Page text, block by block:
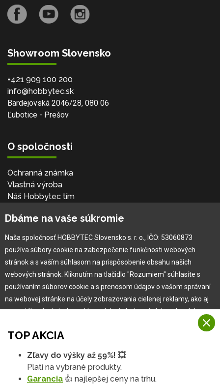
Showroom Slovensko
+421 909 100 200
info@hobbytec.sk
Bardejovská 2046/28, 080 06
Ľubotice - Prešov
O spoločnosti
Ochranná známka
Vlastná výroba
Náš Hobbytec tím
Naša história
Pre zákazníka
Garancia najlepšej ceny
Užívateľský manuál
Reklamácia
TOP AKCIA
Zľavy do výšky až 59%! 💥
Platí na vybrané produkty.
Garancia 👍 najlepšej ceny na trhu.
Dbáme na vaše súkromie
Naša spoločnosť HOBBYTEC Slovensko s. r. o., IČO: 53060873
používa súbory cookie na zabezpečenie funkčnosti webových
stránok a s vaším súhlasom na prispôsobenie obsahu našich
webových stránok. Kliknutím na tlačidlo "Rozumiem" súhlasíte s
používaním súborov cookie a s prenosom údajov o vašom správaní
na webovej stránke na účely zobrazovania cielenej reklamy, ako aj
na sociálnych sieťach a reklamných sieťach na iných webových
Viac informácií
Na našich webových stránkach používame niekoľko kategórií
Rozumiem